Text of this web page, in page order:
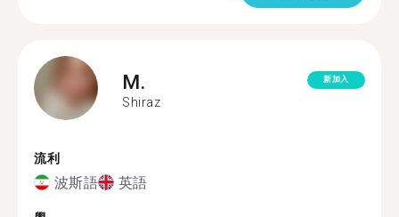
M.
Shiraz
新加入
流利
波斯語 英語